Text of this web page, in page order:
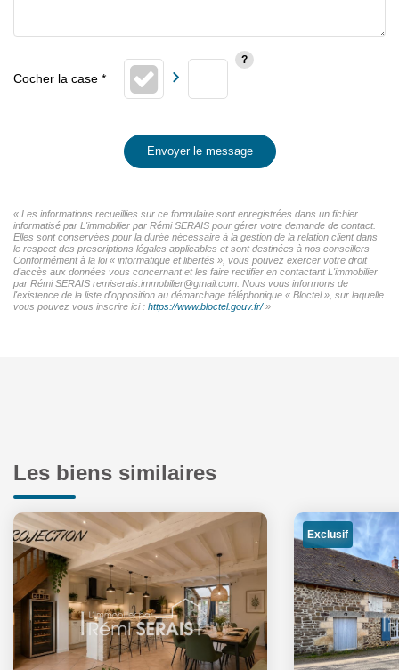
Envoyer le message
« Les informations recueillies sur ce formulaire sont enregistrées dans un fichier
informatisé par L'immobilier par Rémi SERAIS pour gérer votre demande de contact.
Elles sont conservées pour la durée nécessaire à la gestion de la relation client dans
le respect des prescriptions légales applicables et sont destinées à nos conseillers
Conformément à la loi « informatique et libertés », vous pouvez exercer votre droit
d'accès aux données vous concernant et les faire rectifier en contactant L'immobilier
par Rémi SERAIS remiserais.immobilier@gmail.com. Nous vous informons de
l'existence de la liste d'opposition au démarchage téléphonique « Bloctel », sur laquelle
vous pouvez vous inscrire ici : https://www.bloctel.gouv.fr/»
Les biens similaires
Exclusif